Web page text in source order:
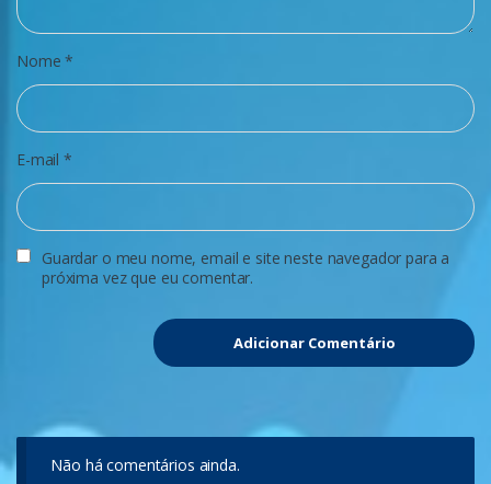
Nome*
E-mail*
Guardar o meu nome, email e site neste navegador para a
próxima vez que eu comentar.
Não há comentários ainda.